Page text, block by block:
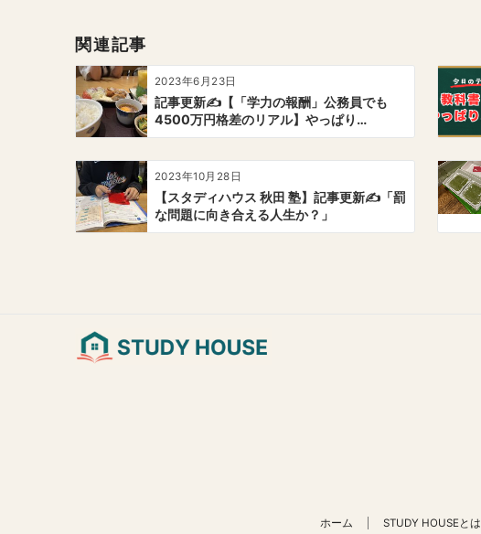
シ
ョ
ン
関連記事
2023年6月23日
記事更新✍️【「学力の報酬」公務員でも
4500万円格差のリアル】やっぱり…
2023年10月28日
【スタディハウス 秋田 塾】記事更新✍️「罰
な問題に向き合える人生か？」
ホーム STUDY HOUSEとは